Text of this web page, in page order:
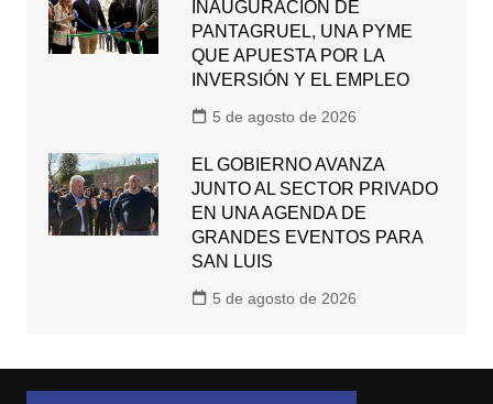
INAUGURACIÓN DE
PANTAGRUEL, UNA PYME
QUE APUESTA POR LA
INVERSIÓN Y EL EMPLEO
5 de agosto de 2026
EL GOBIERNO AVANZA
JUNTO AL SECTOR PRIVADO
EN UNA AGENDA DE
GRANDES EVENTOS PARA
SAN LUIS
5 de agosto de 2026